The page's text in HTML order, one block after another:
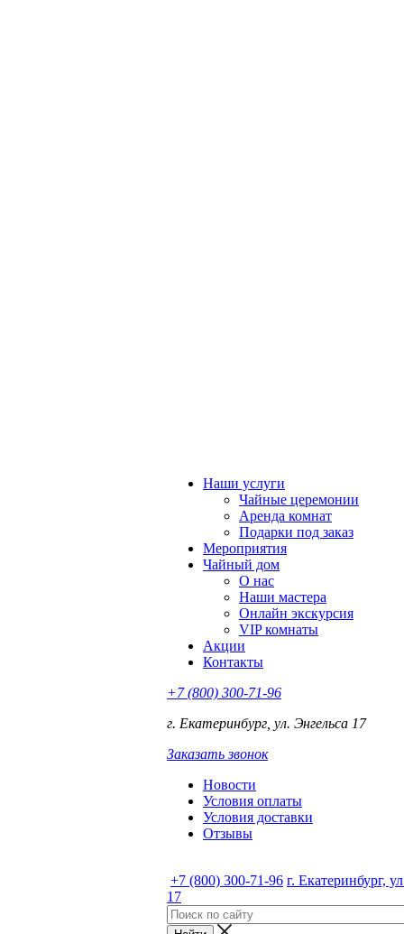
Наши услуги
Чайные церемонии
Аренда комнат
Подарки под заказ
Мероприятия
Чайный дом
О нас
Наши мастера
Онлайн экскурсия
VIP комнаты
Акции
Контакты
+7 (800) 300-71-96
г. Екатеринбург, ул. Энгельса 17
Заказать звонок
Новости
Условия оплаты
Условия доставки
Отзывы
+7 (800) 300-71-96 г. Екатеринбург,
17